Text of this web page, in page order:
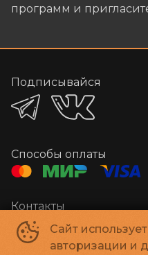
программ и
Сайт
авторизации и
Подписывайся
Способы оплаты
Контакты
Администратор +7
E-mail